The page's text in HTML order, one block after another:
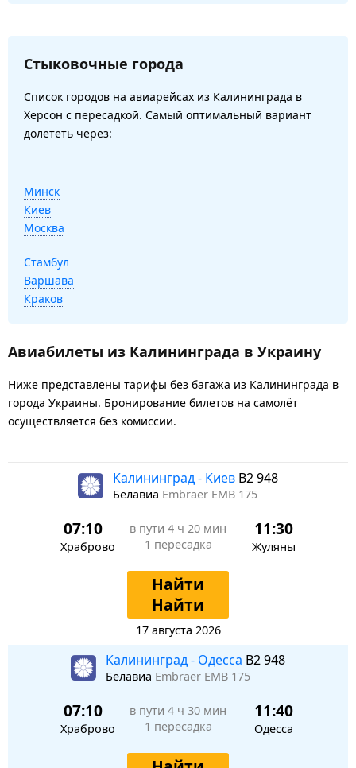
Стыковочные города
Список городов на авиарейсах из Калининграда в
Херсон с пересадкой. Самый оптимальный вариант
долететь через:
Минск
Киев
Москва
Стамбул
Варшава
Краков
Авиабилеты из Калининграда в Украину
Ниже представлены тарифы без багажа из Калининграда в
города Украины. Бронирование билетов на самолёт
осуществляется без комиссии.
Калининград - Киев B2 948
Белавиа Embraer EMB 175
07:10
Храброво
в пути 4 ч 20 мин
1 пересадка
11:30
Жуляны
Найти
Найти
17 августа 2026
Калининград - Одесса B2 948
Белавиа Embraer EMB 175
07:10
Храброво
в пути 4 ч 30 мин
1 пересадка
11:40
Одесса